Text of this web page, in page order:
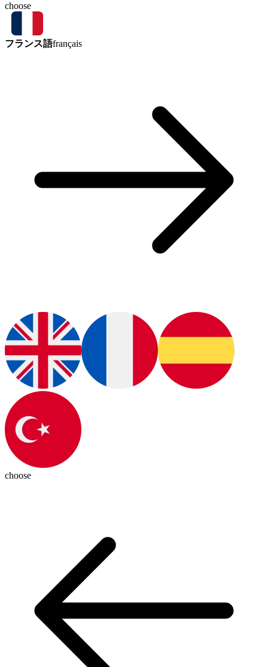
choose
フランス語français
choose